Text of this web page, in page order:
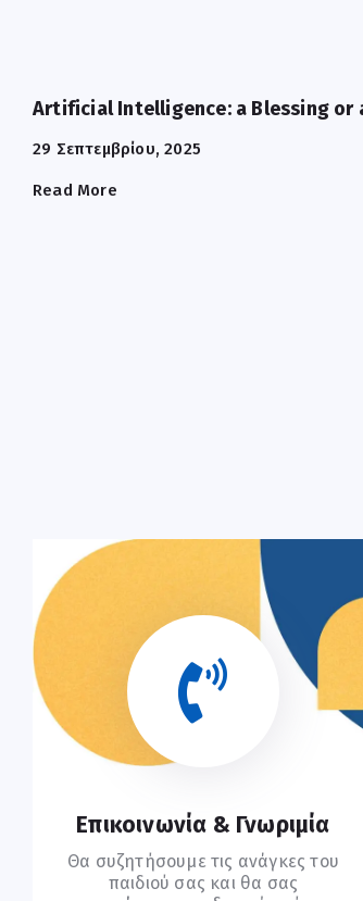
Artificial Intelligence: a Blessing or
29 Σεπτεμβρίου, 2025
Read More
Επικοινωνία & Γνωριμία
Θα συζητήσουμε τις ανάγκες του
παιδιού σας και θα σας